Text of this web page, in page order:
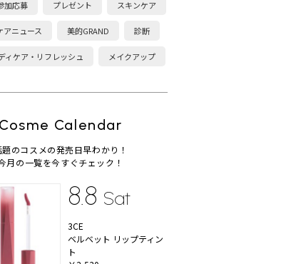
加応募 プレゼント スキンケア
アニュース 美的GRAND 診断
ィケア・リフレッシュ メイクアップ
Cosme Calendar
題のコスメの発売日早わかり！
月の一覧を今すぐチェック！
8.8 Sat
3CE
ベルベット リップティン
ト